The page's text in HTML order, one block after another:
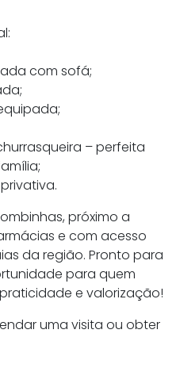
com sofá;
– perfeita
próximo a
e com acesso
da região. Pronto para
para quem
e valorização!
uma visita ou obter